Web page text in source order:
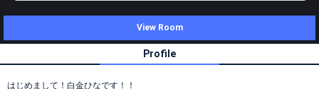
View Room
Profile
はじめまして！白金ひなです！！